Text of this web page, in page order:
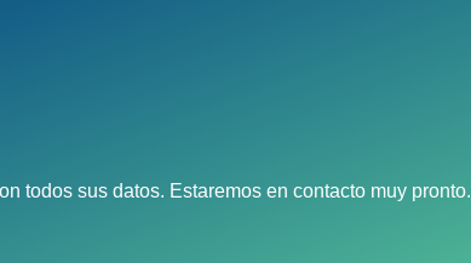
todos sus datos. Estaremos en contacto muy pronto.